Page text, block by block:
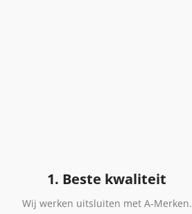
1. Beste kwaliteit
Wij werken uitsluiten met A-Merken.